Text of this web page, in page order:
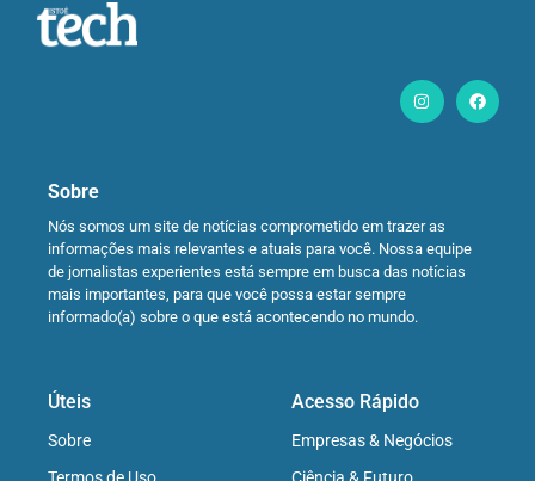
Sobre
Nós somos um site de notícias comprometido em trazer as
informações mais relevantes e atuais para você. Nossa equipe
de jornalistas experientes está sempre em busca das notícias
mais importantes, para que você possa estar sempre
informado(a) sobre o que está acontecendo no mundo.
Úteis
Sobre
Acesso Rápido
Empresas & Negócios